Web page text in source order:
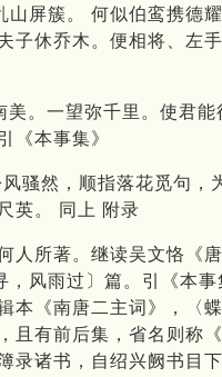
屏簇。 何似伯鸾携德
休乔木。便相将、左手
。一望弥千里。使君能
《本事集》
骚然，顺指落花觅句，
英。 同上 附录
人所著。继读吴文恪《
风雨过〕篇。引《本事
本《南唐二主词》，〈
且有前后集，省名则称
诸书，自绍兴阙书目下